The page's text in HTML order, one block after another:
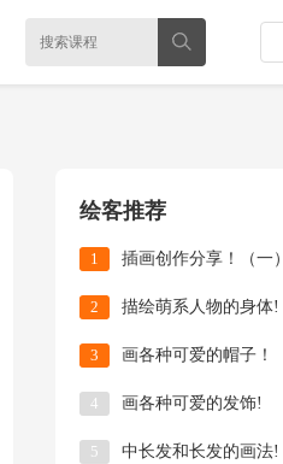
绘客推荐
1 插画创作分享！（一）
2 描绘萌系人物的身体!
3 画各种可爱的帽子！
4 画各种可爱的发饰!
5 中长发和长发的画法!